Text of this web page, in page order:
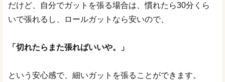
だけど、自分でガットを張る場合は、慣れたら30分くら
いで張れるし、ロールガットなら安いので、
「切れたらまた張ればいいや。」
という安心感で、細いガットを張ることができます。